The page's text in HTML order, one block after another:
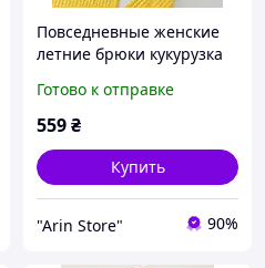
Повседневные женские
летние брюки кукурузка
Готово к отправке
559₴
Купить
"Arin Store" 90%